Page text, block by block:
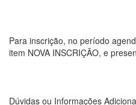
Para inscrição, no período
item NOVA INSCRIÇÃO, e
Dúvidas ou Informações